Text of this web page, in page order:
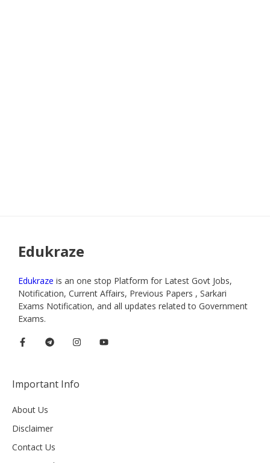
Edukraze
Edukraze is an one stop Platform for Latest Govt Jobs,
Notification, Current Affairs, Previous Papers , Sarkari
Exams Notification, and all updates related to Government
Exams.
Important Info
About Us
Disclaimer
Contact Us